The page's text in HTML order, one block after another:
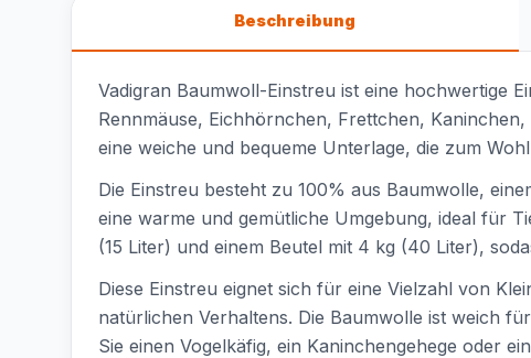
Beschreibung
Vadigran Baumwoll-Einstreu ist eine hochwertige
Rennmäuse, Eichhörnchen, Frettchen,
eine weiche und bequeme Unterlage, die zum
Die Einstreu besteht zu 100% aus Baumwolle,
eine warme und gemütliche Umgebung, ideal für
(15 Liter) und einem Beutel mit 4 kg (40 Liter),
Diese Einstreu eignet sich für eine Vielzahl von
natürlichen Verhaltens. Die Baumwolle ist weich
Sie einen Vogelkäfig, ein Kaninchengehege oder